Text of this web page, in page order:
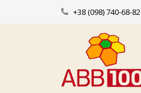
+38 (098) 740-68-82